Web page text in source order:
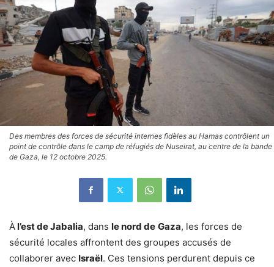
Des membres des forces de sécurité internes fidèles au Hamas contrôlent un
point de contrôle dans le camp de réfugiés de Nuseirat, au centre de la bande
de Gaza, le 12 octobre 2025.
Àl’est de Jabalia, dans le nord de Gaza, les forces de
sécurité locales affrontent des groupes accusés de
collaborer avec Israël. Ces tensions perdurent depuis ce